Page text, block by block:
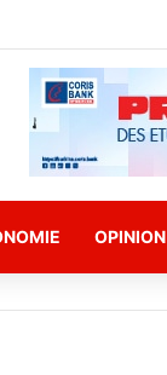
OPINION